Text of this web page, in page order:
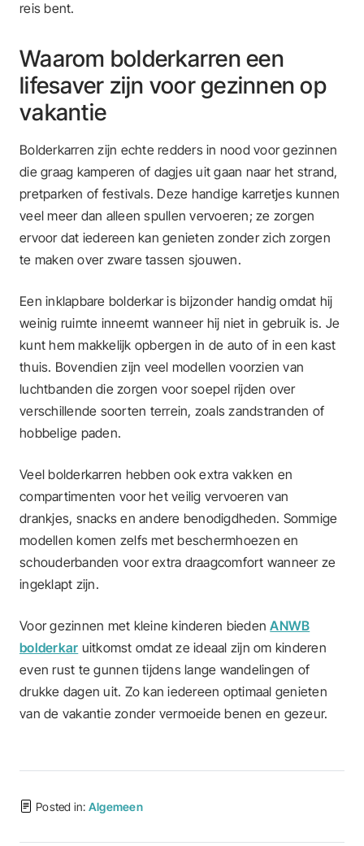
reis bent.
Waarom bolderkarren een
lifesaver zijn voor gezinnen op
vakantie
Bolderkarren zijn echte redders in nood voor gezinnen
die graag kamperen of dagjes uit gaan naar het strand,
pretparken of festivals. Deze handige karretjes kunnen
veel meer dan alleen spullen vervoeren; ze zorgen
ervoor dat iedereen kan genieten zonder zich zorgen
te maken over zware tassen sjouwen.
Een inklapbare bolderkar is bijzonder handig omdat hij
weinig ruimte inneemt wanneer hij niet in gebruik is. Je
kunt hem makkelijk opbergen in de auto of in een kast
thuis. Bovendien zijn veel modellen voorzien van
luchtbanden die zorgen voor soepel rijden over
verschillende soorten terrein, zoals zandstranden of
hobbelige paden.
Veel bolderkarren hebben ook extra vakken en
compartimenten voor het veilig vervoeren van
drankjes, snacks en andere benodigdheden. Sommige
modellen komen zelfs met beschermhoezen en
schouderbanden voor extra draagcomfort wanneer ze
ingeklapt zijn.
Voor gezinnen met kleine kinderen biedenANWB
bolderkar uitkomst omdat ze ideaal zijn om kinderen
even rust te gunnen tijdens lange wandelingen of
drukke dagen uit. Zo kan iedereen optimaal genieten
van de vakantie zonder vermoeide benen en gezeur.
Posted in: Algemeen